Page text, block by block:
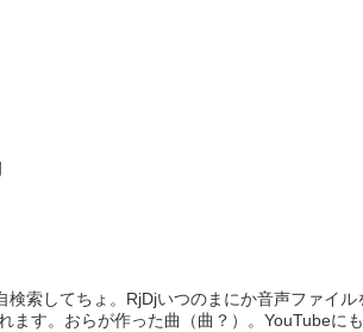
索してちょ。RjDjいつのまにか音声ファイ
ます。おらが作った曲（曲？）。YouTubeに